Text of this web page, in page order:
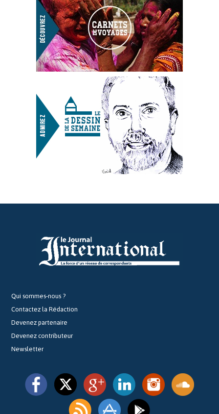
Qui sommes-nous ?
Contactez la Rédaction
Devenez partenaire
Devenez contributeur
Newsletter